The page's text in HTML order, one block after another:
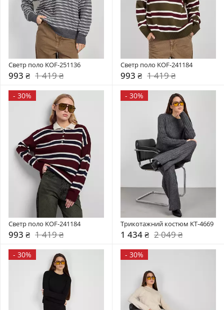
Светр поло KOF-251136
993 ₴ 1 419 ₴
Светр поло KOF-241184
993 ₴ 1 419 ₴
- 30%
Светр поло KOF-241184
993 ₴ 1 419 ₴
- 30%
Трикотажний костюм KT-4669
1 434 ₴ 2 049 ₴
- 30% - 30%